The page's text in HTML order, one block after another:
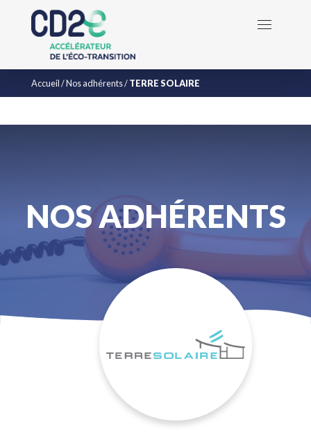
Accueil/Nos adhérents/TERRE SOLAIRE
NOS ADHÉRENTS